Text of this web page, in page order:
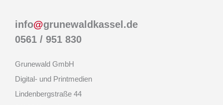
info@grunewaldkassel.de
0561 / 951 830
Grunewald GmbH
Digital- und Printmedien
Lindenbergstraße 44